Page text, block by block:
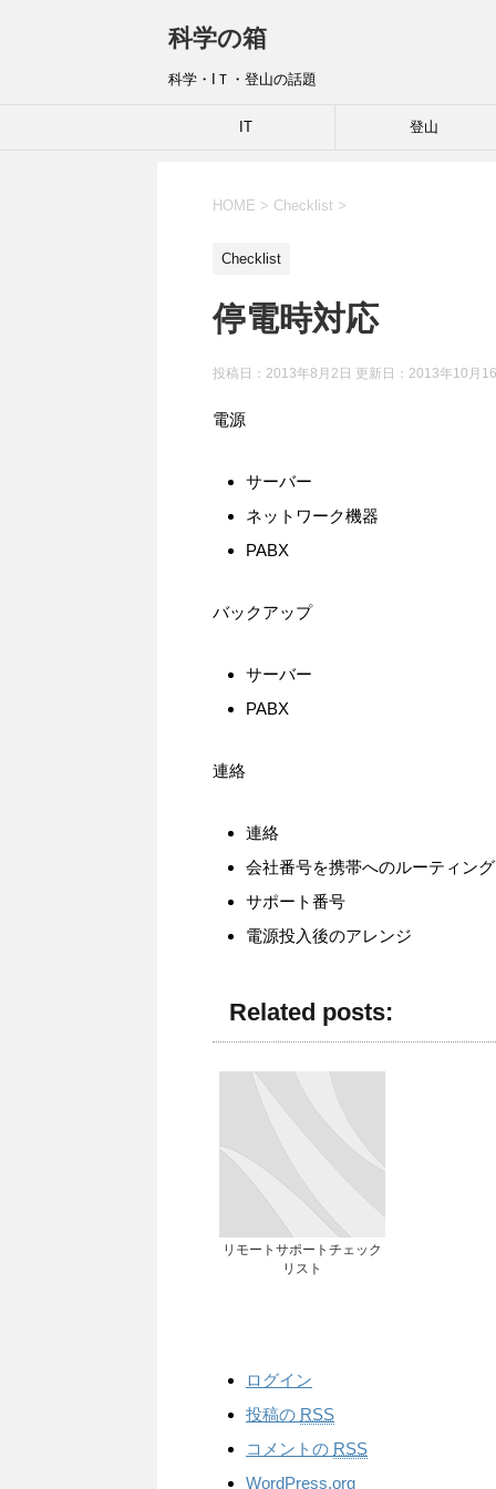
科学の箱
科学・IＴ・登山の話題
IT 登山
HOME > Checklist >
Checklist
停電時対応
投稿日：2013年8月2日 更新日： 2013年10月
電源
サーバー
ネットワーク機器
PABX
バックアップ
サーバー
PABX
連絡
連絡
会社番号を携帯へのルーティング
サポート番号
電源投入後のアレンジ
Related posts:
リモートサポートチェック
リスト
ログイン
投稿の RSS
コメントの RSS
WordPress.org